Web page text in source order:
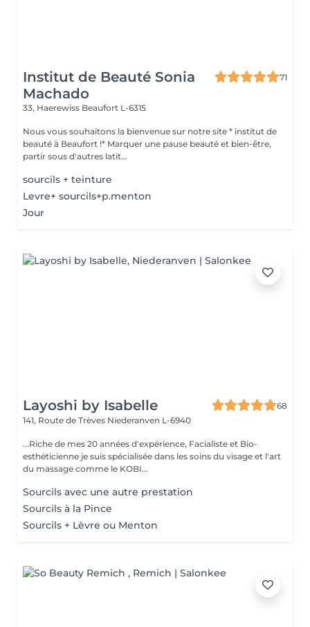
Institut de Beauté Sonia
Machado
71
33, Haerewiss Beaufort L-6315
Nous vous souhaitons la bienvenue sur notre site * institut de
beauté à Beaufort !* Marquer une pause beauté et bien-être,
partir sous d'autres latit...
sourcils + teinture
Levre+ sourcils+p.menton
Jour
Layoshi by Isabelle
68
141, Route de Trèves Niederanven L-6940
...Riche de mes 20 années d'expérience, Facialiste et Bio-
esthéticienne je suis spécialisée dans les soins du visage et l'art
du massage comme le KOBI...
Sourcils avec une autre prestation
Sourcils à la Pince
Sourcils + Lèvre ou Menton